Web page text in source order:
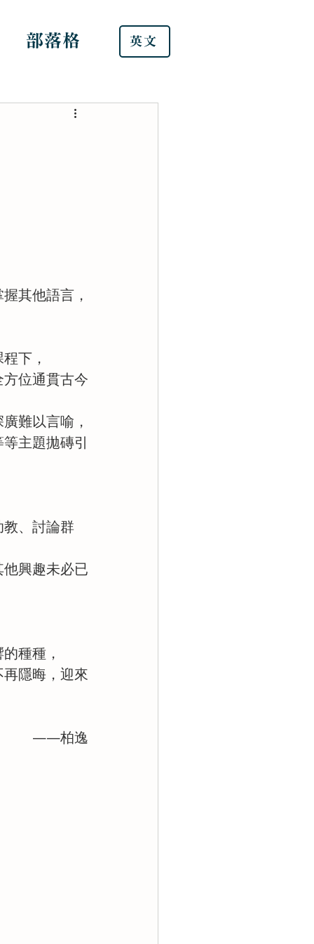
部落格 英文
其他語言，
下，
位通貫古今
難以言喻，
主題拋磚引
、討論群
興趣未必已
種種，
隱晦，迎來
——柏逸